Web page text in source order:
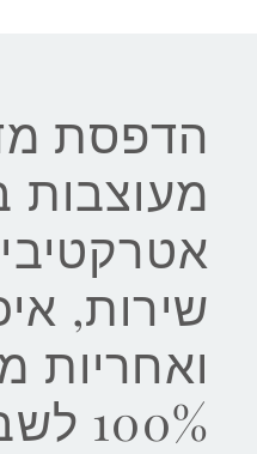
הדפסת
מעוצבות
שירות,
ואחריות
100% לשביעות רצון!